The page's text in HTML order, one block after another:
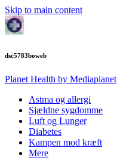
Skip to main content
dsc5783boweb
Planet Health by Mediaplanet
Astma og allergi
Sjældne sygdomme
Luft og Lunger
Diabetes
Kampen mod kræft
Mere